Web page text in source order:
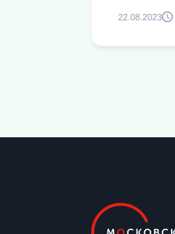
22.08.2023